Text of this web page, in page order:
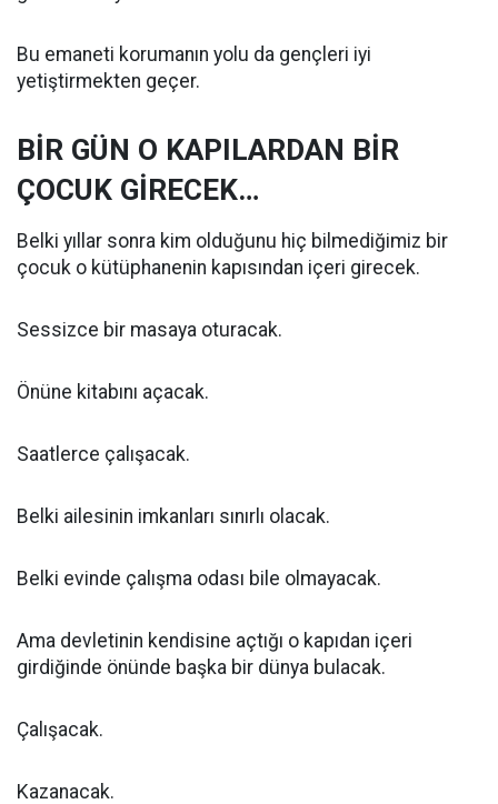
Bu emaneti korumanın yolu da gençleri iyi
yetiştirmekten geçer.
BİR GÜN O KAPILARDAN BİR
ÇOCUK GİRECEK…
Belki yıllar sonra kim olduğunu hiç bilmediğimiz bir
çocuk o kütüphanenin kapısından içeri girecek.
Sessizce bir masaya oturacak.
Önüne kitabını açacak.
Saatlerce çalışacak.
Belki ailesinin imkanları sınırlı olacak.
Belki evinde çalışma odası bile olmayacak.
Ama devletinin kendisine açtığı o kapıdan içeri
girdiğinde önünde başka bir dünya bulacak.
Çalışacak.
Kazanacak.